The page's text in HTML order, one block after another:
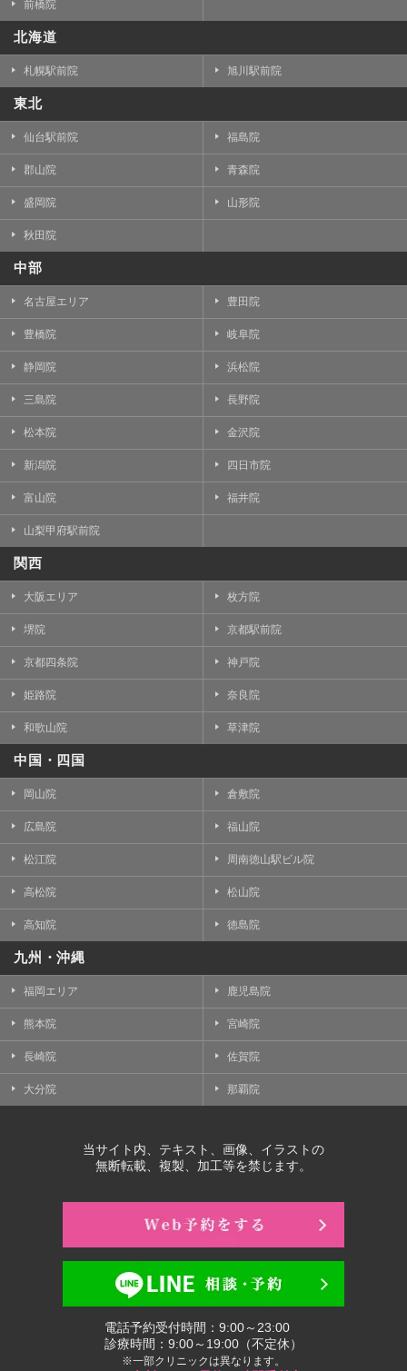
前橋院
北海道
札幌駅前院 旭川駅前院
東北
仙台駅前院 福島院
郡山院 青森院
盛岡院 山形院
秋田院
中部
名古屋エリア 豊田院
豊橋院 岐阜院
静岡院 浜松院
三島院 長野院
松本院 金沢院
新潟院 四日市院
富山院 福井院
山梨甲府駅前院
関西
大阪エリア 枚方院
堺院 京都駅前院
京都四条院 神戸院
姫路院 奈良院
和歌山院 草津院
中国・四国
岡山院 倉敷院
広島院 福山院
松江院 周南徳山駅ビル院
高松院 松山院
高知院 徳島院
九州・沖縄
福岡エリア 鹿児島院
熊本院 宮崎院
長崎院 佐賀院
大分院 那覇院
当サイト内、テキスト、画像、イラストの
無断転載、複製、加工等を禁じます。
電話予約受付時間：9:00～23:00
診療時間：9:00～19:00（不定休）
※一部クリニックは異なります。